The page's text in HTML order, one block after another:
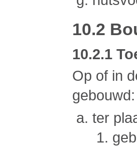
10.2
10.2.1
Op of in
gebouwd:
ter